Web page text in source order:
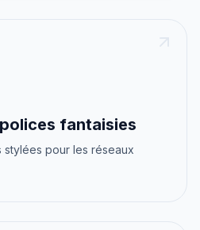
fantaisies
pour les réseaux